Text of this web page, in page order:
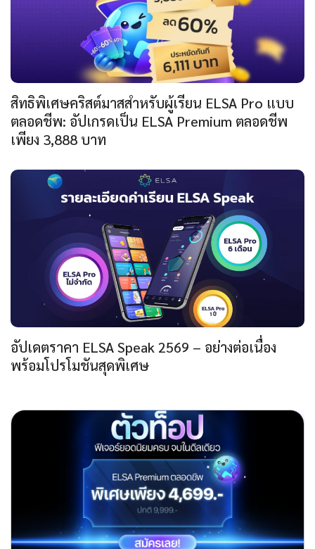
สิทธิพิเศษคริสต์มาสสำหรับผู้เรียน ELSA Pro แบบ
ตลอดชีพ: อัปเกรดเป็น ELSA Premium ตลอดชีพ
เพียง 3,888 บาท
อัปเดตราคา ELSA Speak 2569 – อย่างต่อเนื่อง
พร้อมโปรโมชันสุดพิเศษ